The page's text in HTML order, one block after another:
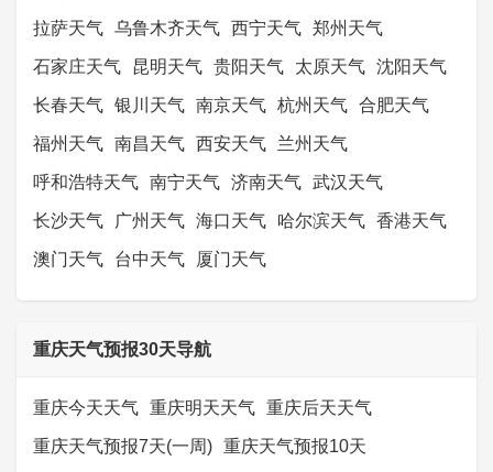
拉萨天气 乌鲁木齐天气 西宁天气 郑州天气
石家庄天气 昆明天气 贵阳天气 太原天气 沈阳天气
长春天气 银川天气 南京天气 杭州天气 合肥天气
福州天气 南昌天气 西安天气 兰州天气
呼和浩特天气 南宁天气 济南天气 武汉天气
长沙天气 广州天气 海口天气 哈尔滨天气 香港天气
澳门天气 台中天气 厦门天气
重庆天气预报30天导航
重庆今天天气 重庆明天天气 重庆后天天气
重庆天气预报7天(一周) 重庆天气预报10天